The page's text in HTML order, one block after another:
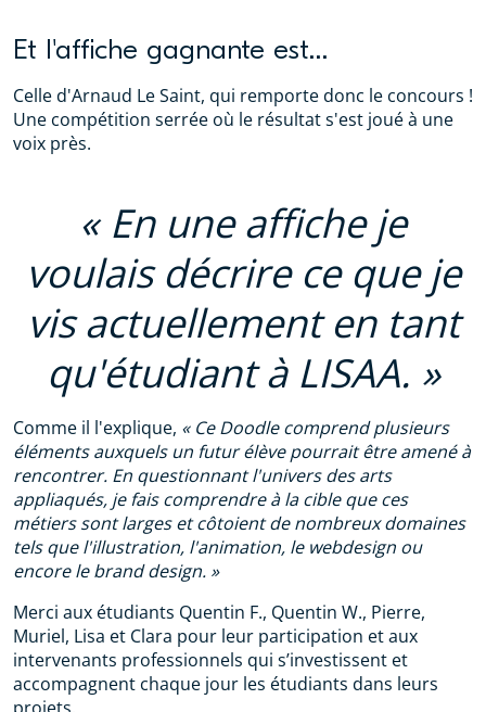
Et l'affiche gagnante est…
Celle d'Arnaud Le Saint, qui remporte donc le concours !
Une compétition serrée où le résultat s'est joué à une
voix près.
En une affiche je
voulais décrire ce que je
vis actuellement en tant
qu'étudiant à LISAA.
Comme il l'explique, « Ce Doodle comprend plusieurs
éléments auxquels un futur élève pourrait être amené à
rencontrer. En questionnant l'univers des arts
appliaqués, je fais comprendre à la cible que ces
métiers sont larges et côtoient de nombreux domaines
tels que l'illustration, l'animation, le webdesign ou
encore le brand design. »
Merci aux étudiants Quentin F., Quentin W., Pierre,
Muriel, Lisa et Clara pour leur participation et aux
intervenants professionnels qui s’investissent et
accompagnent chaque jour les étudiants dans leurs